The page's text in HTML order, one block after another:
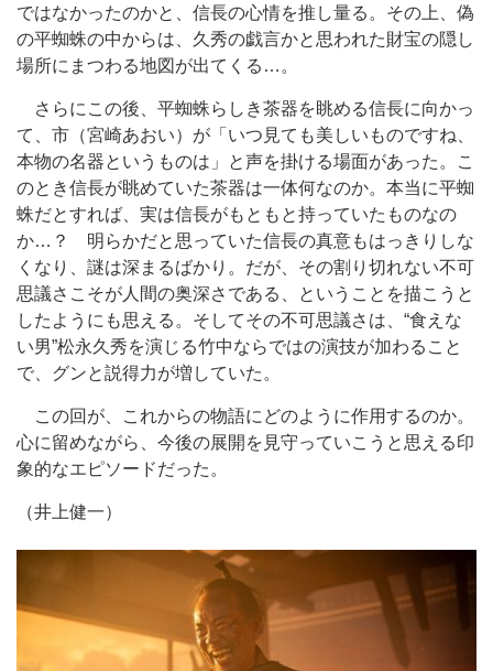
ではなかったのかと、信長の心情を推し量る。その上、偽
の平蜘蛛の中からは、久秀の戯言かと思われた財宝の隠し
場所にまつわる地図が出てくる…。
さらにこの後、平蜘蛛らしき茶器を眺める信長に向かっ
て、市（宮崎あおい）が「いつ見ても美しいものですね、
本物の名器というものは」と声を掛ける場面があった。こ
のとき信長が眺めていた茶器は一体何なのか。本当に平蜘
蛛だとすれば、実は信長がもともと持っていたものなの
か…？ 明らかだと思っていた信長の真意もはっきりしな
くなり、謎は深まるばかり。だが、その割り切れない不可
思議さこそが人間の奥深さである、ということを描こうと
したようにも思える。そしてその不可思議さは、“食えな
い男”松永久秀を演じる竹中ならではの演技が加わること
で、グンと説得力が増していた。
この回が、これからの物語にどのように作用するのか。
心に留めながら、今後の展開を見守っていこうと思える印
象的なエピソードだった。
（井上健一）